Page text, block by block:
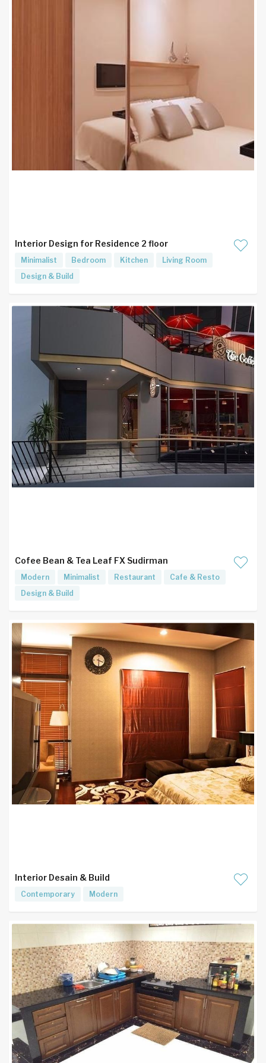
Interior Design for Residence 2 floor
Minimalist Bedroom Kitchen
Living Room
Design & Build
Cofee Bean & Tea Leaf FX Sudirman
Modern Minimalist Restaurant
Cafe & Resto
Design & Build
Interior Desain & Build
Contemporary Modern